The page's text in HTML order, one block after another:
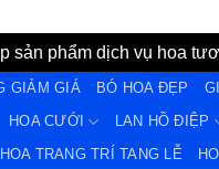
sản phẩm dịch vụ hoa
GIẢM GIÁ BÓ HOA ĐẸP
HOA CƯỚI LAN HỒ ĐIỆP
HOA TRANG TRÍ TANG LỄ